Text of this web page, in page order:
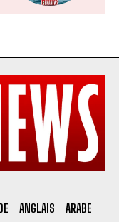
ANGLAIS ARABE